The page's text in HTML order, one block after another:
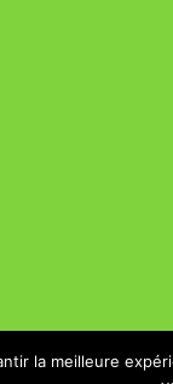
la meilleure